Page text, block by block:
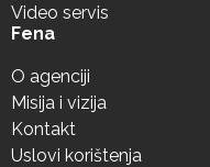
Video servis
Fena
O agenciji
Misija i vizija
Kontakt
Uslovi korištenja